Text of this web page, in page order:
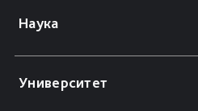
Наука
Университет